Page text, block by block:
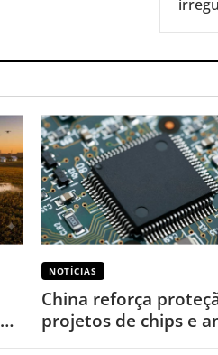
NOTÍCIAS
China reforça
projetos de chips e
punições por cópias